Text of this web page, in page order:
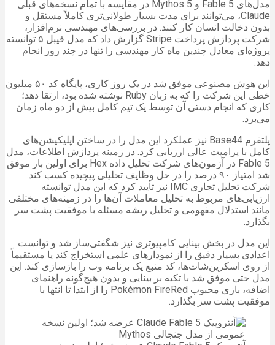
مدل‌های Fable 5 و Mythos 5 در مقایسه با تمام نسخه‌های قبلی
Claude، می‌توانند برای مدت بسیار طولانی‌تری کاملاً مستقل و
بدون دخالت انسان کار کنند. در بررسی‌های مهندسی نرم‌افزار،
شرکت پردازش پرداخت Stripe گزارش داد که مدل فیبل ۵ توانسته
پروژه‌ای معادل چندین ماه کار مهندسی را تنها در چند روز انجام
دهد.
این هوش مصنوعی موفق شد در یک روز کاری، پایگاه کد ۵۰ میلیون
خطی این شرکت را که به زبان Ruby نوشته شده بود، ارتقا دهد؛
کاری که انجام دستی آن توسط یک تیم کامل بیش از دو ماه زمان
می‌برد.
پلتفرم Base44 نیز عملکرد این مدل را در ساختن اپلیکیشن‌های
کامل با پرامپت عالی ارزیابی کرد. در زمینه پردازش اطلاعات، مدل
Fable 5 در آزمون‌های شرکت تحلیل داده Hex برای اولین بار موفق
شد امتیاز ۹۰ درصد را در حل وظایف تحلیلی پیچیده کسب کند.
شرکت تحلیل تجاری IMC نیز تأیید کرد که این مدل توانسته
ارزیابی‌های مربوط به تحلیل معاملات آن‌ها را در زمینه‌های مختلفی
مانند استدلال مفهومی و تحلیل ریشه مسئله با موفقیت پشت سر
بگذارد.
این مدل در بخش بینایی کامپیوتری نیز شگفتی‌ساز شد و توانست
اعدادی بسیار دقیق را از نمودارهای علمی استخراج کند یا مستقیماً
از روی اسکرین‌شات‌ها، کد منبع یک برنامه وب را بازسازی کند. این
مدل حتی موفق شد با تکیه بر بینایی و بدون هیچ‌گونه راهنمای
اضافه، بازی محبوب Pokémon FireRed را از ابتدا تا انتها با
موفقیت پشت سر بگذارد.